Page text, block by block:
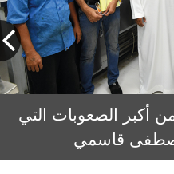
من أكبر الصعوبات التي
قاسمي
للأطعمة ونكهات
تصوير: مصطفى